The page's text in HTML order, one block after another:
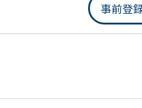
事前登